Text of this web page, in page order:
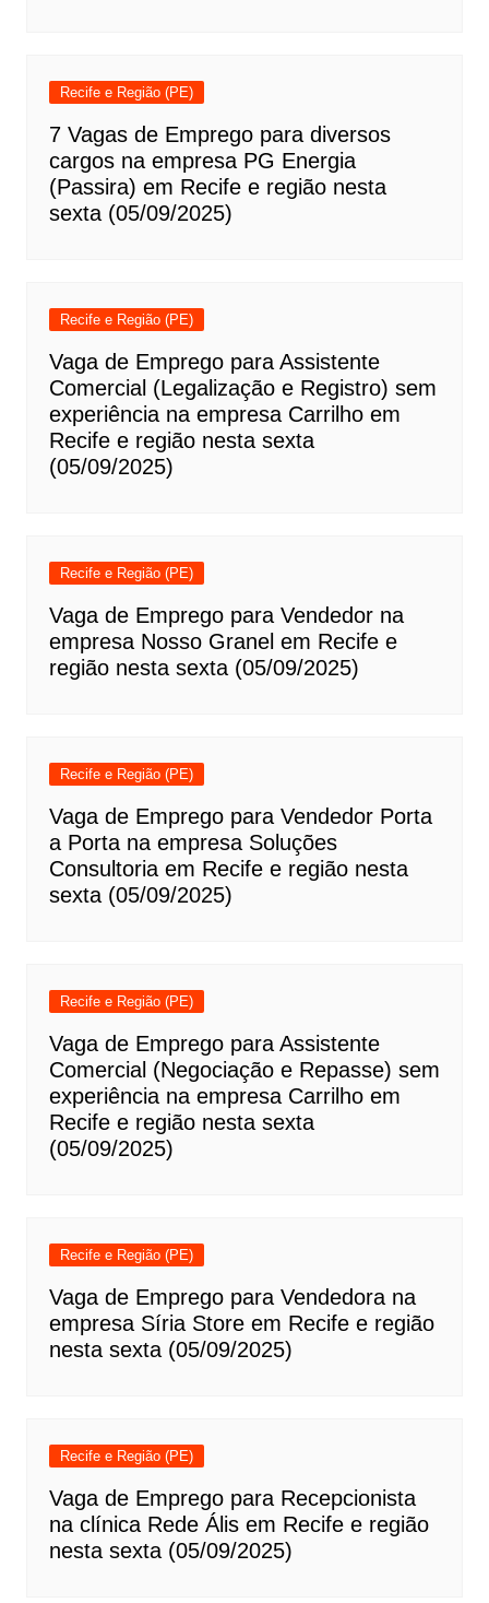
Recife e Região (PE)
7 Vagas de Emprego para diversos
cargos na empresa PG Energia
(Passira) em Recife e região nesta
sexta (05/09/2025)
Recife e Região (PE)
Vaga de Emprego para Assistente
Comercial (Legalização e Registro) sem
experiência na empresa Carrilho em
Recife e região nesta sexta
(05/09/2025)
Recife e Região (PE)
Vaga de Emprego para Vendedor na
empresa Nosso Granel em Recife e
região nesta sexta (05/09/2025)
Recife e Região (PE)
Vaga de Emprego para Vendedor Porta
a Porta na empresa Soluções
Consultoria em Recife e região nesta
sexta (05/09/2025)
Recife e Região (PE)
Vaga de Emprego para Assistente
Comercial (Negociação e Repasse) sem
experiência na empresa Carrilho em
Recife e região nesta sexta
(05/09/2025)
Recife e Região (PE)
Vaga de Emprego para Vendedora na
empresa Síria Store em Recife e região
nesta sexta (05/09/2025)
Recife e Região (PE)
Vaga de Emprego para Recepcionista
na clínica Rede Ális em Recife e região
nesta sexta (05/09/2025)